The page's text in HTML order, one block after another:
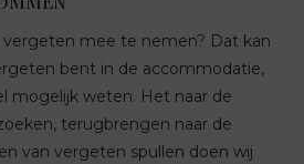
mee te nemen? Dat kan
bent in de accommodatie,
mogelijk weten. Het naar de
terugbrengen naar de
van vergeten spullen doen wij